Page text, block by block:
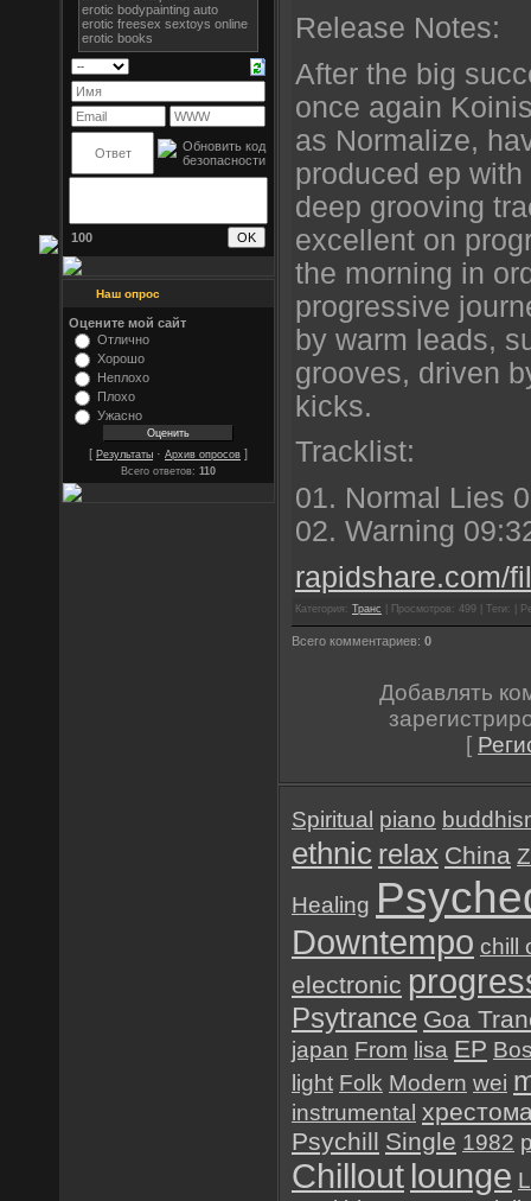
100
Наш опрос
Оцените мой сайт
Отлично
Хорошо
Неплохо
Плохо
Ужасно
[ Результаты · Архив опросов ]
Всего ответов: 110
Release Notes:
After the big
once again
as Normalize,
produced ep
deep grooving
excellent on
the morning in
progressive
by warm leads,
grooves, driven
kicks.
Tracklist:
01. Normal Lies
02. Warning
rapidshare.com/
Категория: Транс | Просмотров: 499 | Теги: |
Всего комментариев: 0
Добавлять
[
Spiritual piano
ethnic relax China
Healing
Downtempo chill
electronic
Psytrance Goa
japan From lisa EP
light Folk Modern wei
instrumental
Psychill Single 1982
Chillout lounge